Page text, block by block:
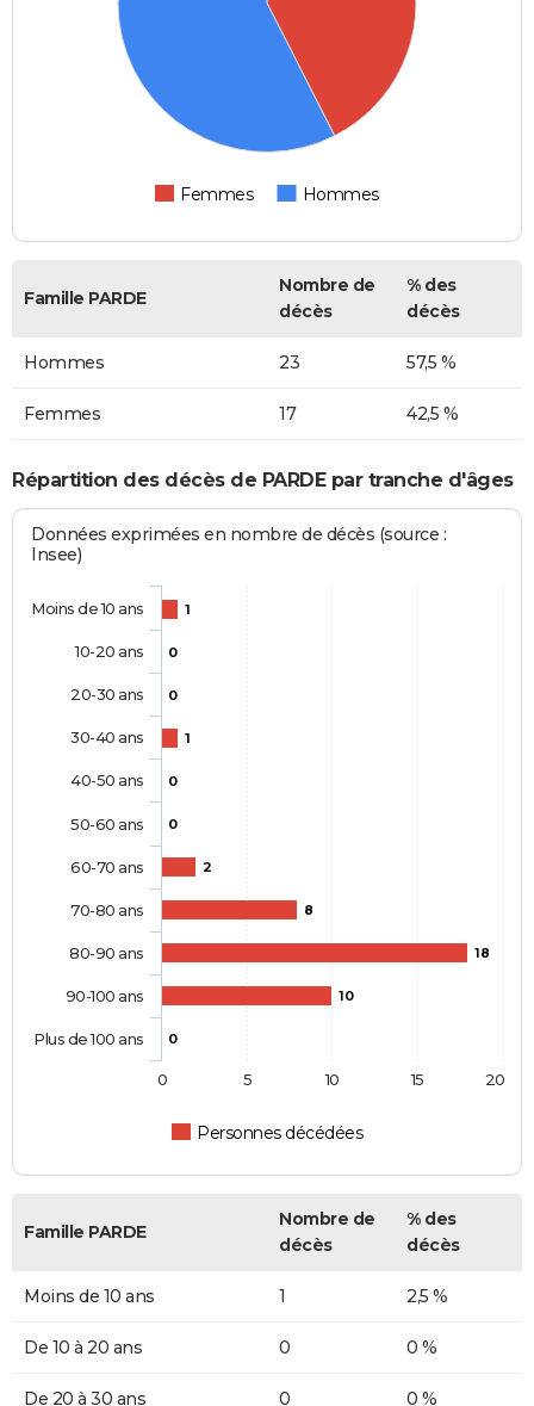
Femmes Hommes
Famille PARDE
Nombre de
décès
% des
décès
Hommes 23 57,5 %
Femmes 17 42,5 %
Répartition des décès de PARDE par tranche d'âges
Données exprimées en nombre de décès (source :
Insee)
1
0
0
1
0
0
2
8
18
10
0
Personnes décédées
Moins de 10 ans
10-20 ans
20-30 ans
30-40 ans
40-50 ans
50-60 ans
60-70 ans
70-80 ans
80-90 ans
90-100 ans
Plus de 100 ans
0 5 10 15 20
Famille PARDE
Nombre de
décès
% des
décès
Moins de 10 ans 1 2,5 %
De 10 à 20 ans 0 0 %
De 20 à 30 ans 0 0 %